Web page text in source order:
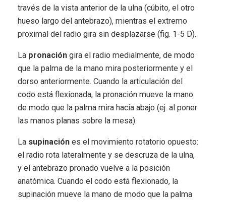
través de la vista anterior de la ulna (cúbito, el otro
hueso largo del antebrazo), mientras el extremo
proximal del radio gira sin desplazarse (fig. 1-5 D).
La pronación gira el radio medialmente, de modo
que la palma de la mano mira posteriormente y el
dorso anteriormente. Cuando la articulación del
codo está flexionada, la pronación mueve la mano
de modo que la palma mira hacia abajo (ej. al poner
las manos planas sobre la mesa).
La supinación es el movimiento rotatorio opuesto:
el radio rota lateralmente y se descruza de la ulna,
y el antebrazo pronado vuelve a la posición
anatómica. Cuando el codo está flexionado, la
supinación mueve la mano de modo que la palma